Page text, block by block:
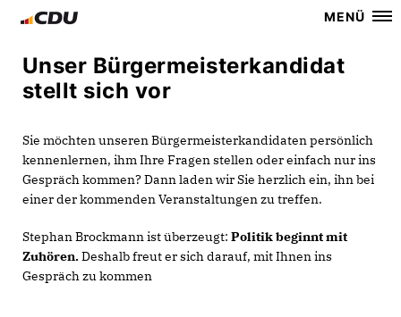
MENÜ
Unser Bürgermeisterkandidat
stellt sich vor
Sie möchten unseren Bürgermeisterkandidaten persönlich
kennenlernen, ihm Ihre Fragen stellen oder einfach nur ins
Gespräch kommen? Dann laden wir Sie herzlich ein, ihn bei
einer der kommenden Veranstaltungen zu treffen.
Stephan Brockmann ist überzeugt: Politik beginnt mit
Zuhören. Deshalb freut er sich darauf, mit Ihnen ins
Gespräch zu kommen